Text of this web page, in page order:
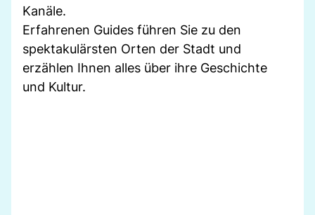
Kanäle.
Erfahrenen Guides führen Sie zu den
spektakulärsten Orten der Stadt und
erzählen Ihnen alles über ihre Geschichte
und Kultur.